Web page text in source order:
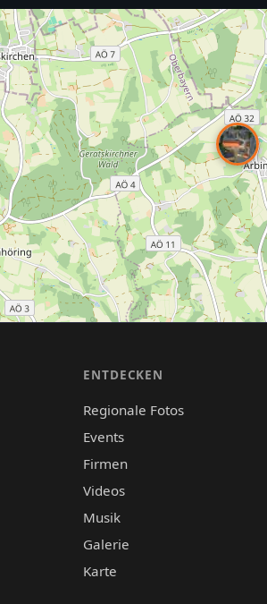
ENTDECKEN
Regionale Fotos
Events
Firmen
Videos
Musik
Galerie
Karte